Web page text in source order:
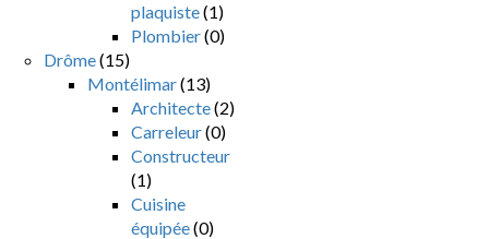
plaquiste(1)
Plombier(0)
Drôme(15)
Montélimar(13)
Architecte(2)
Carreleur(0)
Constructeur
(1)
Cuisine
équipée(0)